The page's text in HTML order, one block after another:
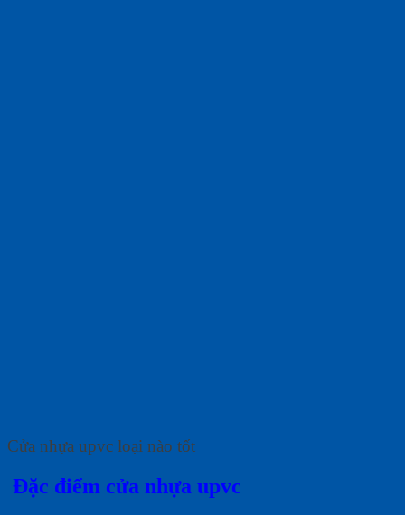
Cửa nhựa upvc loại nào tốt
Đặc điểm cửa nhựa upvc